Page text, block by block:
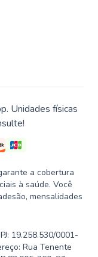
Unidades físicas
a cobertura
à saúde. Você
mensalidades
19.258.530/0001-
Rua Tenente